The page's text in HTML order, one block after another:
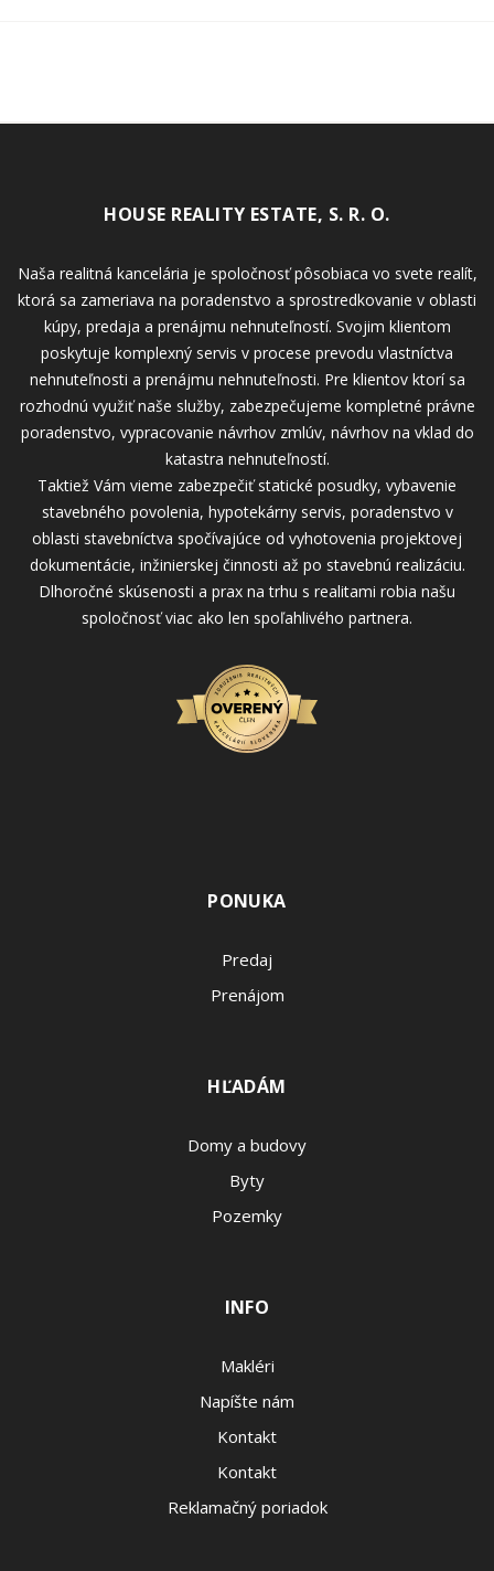
HOUSE REALITY ESTATE, S. R. O.
Naša realitná kancelária je spoločnosť pôsobiaca vo svete realít,
ktorá sa zameriava na poradenstvo a sprostredkovanie v oblasti
kúpy, predaja a prenájmu nehnuteľností. Svojim klientom
poskytuje komplexný servis v procese prevodu vlastníctva
nehnuteľnosti a prenájmu nehnuteľnosti. Pre klientov ktorí sa
rozhodnú využiť naše služby, zabezpečujeme kompletné právne
poradenstvo, vypracovanie návrhov zmlúv, návrhov na vklad do
katastra nehnuteľností.
Taktiež Vám vieme zabezpečiť statické posudky, vybavenie
stavebného povolenia, hypotekárny servis, poradenstvo v
oblasti stavebníctva spočívajúce od vyhotovenia projektovej
dokumentácie, inžinierskej činnosti až po stavebnú realizáciu.
Dlhoročné skúsenosti a prax na trhu s realitami robia našu
spoločnosť viac ako len spoľahlivého partnera.
PONUKA
Predaj
Prenájom
HĽADÁM
Domy a budovy
Byty
Pozemky
INFO
Makléri
Napíšte nám
Kontakt
Kontakt
Reklamačný poriadok